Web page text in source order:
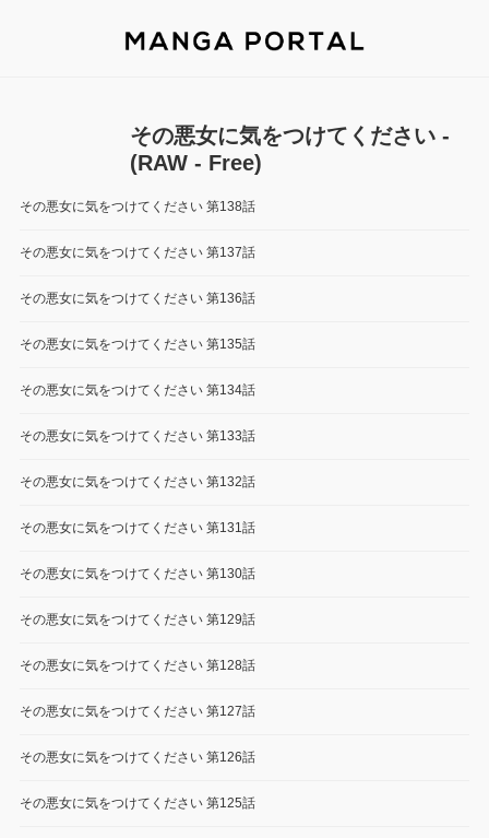
その悪女に気をつけてください -
(RAW - Free)
その悪女に気をつけてください 第138話
その悪女に気をつけてください 第137話
その悪女に気をつけてください 第136話
その悪女に気をつけてください 第135話
その悪女に気をつけてください 第134話
その悪女に気をつけてください 第133話
その悪女に気をつけてください 第132話
その悪女に気をつけてください 第131話
その悪女に気をつけてください 第130話
その悪女に気をつけてください 第129話
その悪女に気をつけてください 第128話
その悪女に気をつけてください 第127話
その悪女に気をつけてください 第126話
その悪女に気をつけてください 第125話